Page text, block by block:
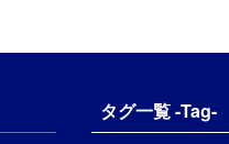
タグ一覧 -Tag-